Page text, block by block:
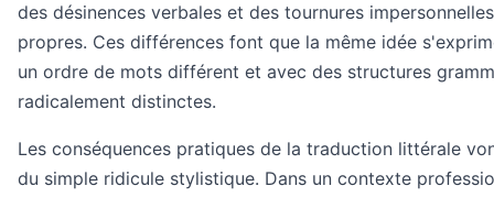
des désinences verbales et des tournures
propres. Ces différences font que la même idée
un ordre de mots différent et avec des structures
radicalement distinctes.
Les conséquences pratiques de la traduction littérale
du simple ridicule stylistique. Dans un contexte